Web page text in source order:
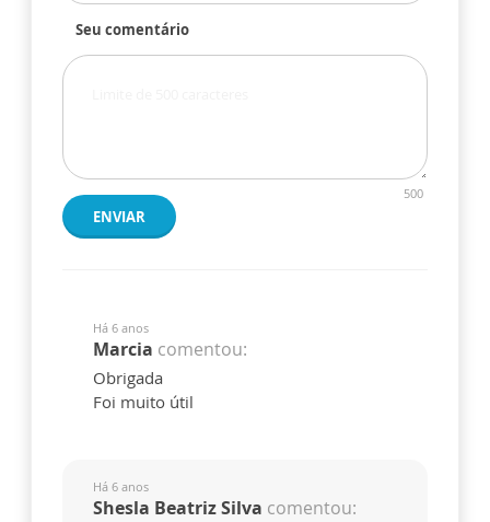
Seu comentário
500
ENVIAR
Há 6 anos
Marcia comentou:
Obrigada
Foi muito útil
Há 6 anos
Shesla Beatriz Silva comentou: